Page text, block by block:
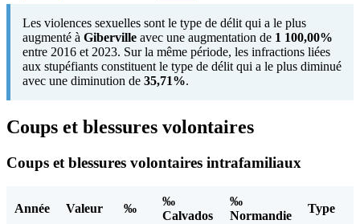
Les violences sexuelles sont le type de délit qui a le plus
augmenté à Giberville avec une augmentation de 1 100,00%
entre 2016 et 2023. Sur la même période, les infractions liées
aux stupéfiants constituent le type de délit qui a le plus diminué
avec une diminution de 35,71%.
Coups et blessures volontaires
Coups et blessures volontaires intrafamiliaux
Année Valeur ‰
‰
Calvados
‰
Normandie
Type